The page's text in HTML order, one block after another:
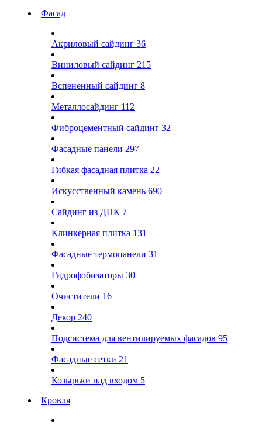
Фасад
Акриловый сайдинг 36
Виниловый сайдинг 215
Вспененный сайдинг 8
Металлосайдинг 112
Фиброцементный сайдинг 32
Фасадные панели 297
Гибкая фасадная плитка 22
Искусственный камень 690
Сайдинг из ДПК 7
Клинкерная плитка 131
Фасадные термопанели 31
Гидрофобизаторы 30
Очистители 16
Декор 240
Подсистема для вентилируемых фасадов 95
Фасадные сетки 21
Козырьки над входом 5
Кровля